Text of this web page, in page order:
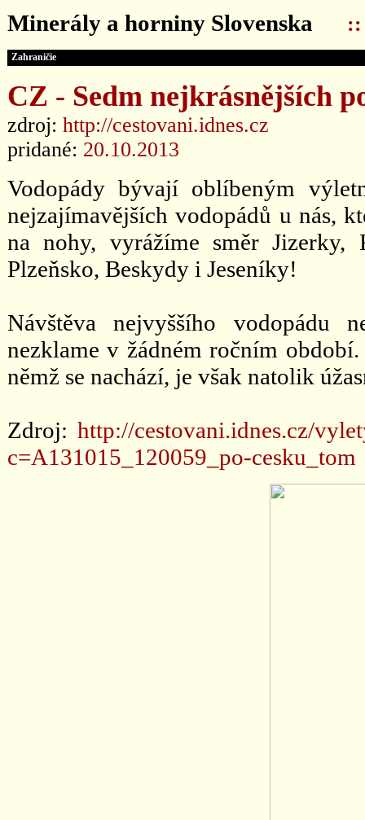
Minerály a horniny Slovenska ::
Zahraničie
CZ - Sedm nejkrásnějších
zdroj: http://cestovani.idnes.cz
pridané: 20.10.2013
Vodopády bývají oblíbeným
nejzajímavějších vodopádů u nás,
na nohy, vyrážíme směr Jizerky,
Plzeňsko, Beskydy i Jeseníky!
Návštěva nejvyššího vodopádu
nezklame v žádném ročním
němž se nachází, je však natolik
Zdroj: http://cestovani.idnes.cz/
c=A131015_120059_po-cesku_tom